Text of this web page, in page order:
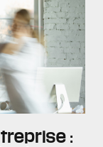
: